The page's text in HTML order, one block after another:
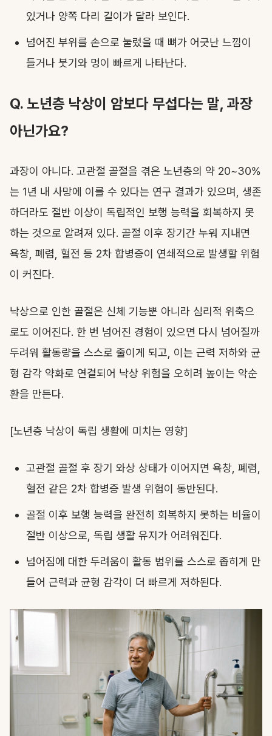
있거나 양쪽 다리 길이가 달라 보인다.
넘어진 부위를 손으로 눌렀을 때 뼈가 어긋난 느낌이
들거나 붓기와 멍이 빠르게 나타난다.
Q. 노년층 낙상이 암보다 무섭다는 말, 과장
아닌가요?
과장이 아니다. 고관절 골절을 겪은 노년층의 약 20~30%
는 1년 내 사망에 이를 수 있다는 연구 결과가 있으며, 생존
하더라도 절반 이상이 독립적인 보행 능력을 회복하지 못
하는 것으로 알려져 있다. 골절 이후 장기간 누워 지내면
욕창, 폐렴, 혈전 등 2차 합병증이 연쇄적으로 발생할 위험
이 커진다.
낙상으로 인한 골절은 신체 기능뿐 아니라 심리적 위축으
로도 이어진다. 한 번 넘어진 경험이 있으면 다시 넘어질까
두려워 활동량을 스스로 줄이게 되고, 이는 근력 저하와 균
형 감각 약화로 연결되어 낙상 위험을 오히려 높이는 악순
환을 만든다.
[노년층 낙상이 독립 생활에 미치는 영향]
고관절 골절 후 장기 와상 상태가 이어지면 욕창, 폐렴,
혈전 같은 2차 합병증 발생 위험이 동반된다.
골절 이후 보행 능력을 완전히 회복하지 못하는 비율이
절반 이상으로, 독립 생활 유지가 어려워진다.
넘어짐에 대한 두려움이 활동 범위를 스스로 좁히게 만
들어 근력과 균형 감각이 더 빠르게 저하된다.